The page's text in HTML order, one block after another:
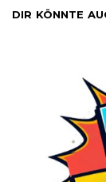
DIR KÖNNTE